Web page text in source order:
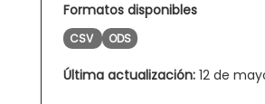
Formatos disponibles
CSV ODS
Última actualización: 12 de